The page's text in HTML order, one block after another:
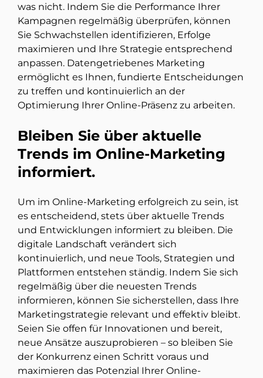
was nicht. Indem Sie die Performance Ihrer
Kampagnen regelmäßig überprüfen, können
Sie Schwachstellen identifizieren, Erfolge
maximieren und Ihre Strategie entsprechend
anpassen. Datengetriebenes Marketing
ermöglicht es Ihnen, fundierte Entscheidungen
zu treffen und kontinuierlich an der
Optimierung Ihrer Online-Präsenz zu arbeiten.
Bleiben Sie über aktuelle
Trends im Online-Marketing
informiert.
Um im Online-Marketing erfolgreich zu sein, ist
es entscheidend, stets über aktuelle Trends
und Entwicklungen informiert zu bleiben. Die
digitale Landschaft verändert sich
kontinuierlich, und neue Tools, Strategien und
Plattformen entstehen ständig. Indem Sie sich
regelmäßig über die neuesten Trends
informieren, können Sie sicherstellen, dass Ihre
Marketingstrategie relevant und effektiv bleibt.
Seien Sie offen für Innovationen und bereit,
neue Ansätze auszuprobieren – so bleiben Sie
der Konkurrenz einen Schritt voraus und
maximieren das Potenzial Ihrer Online-